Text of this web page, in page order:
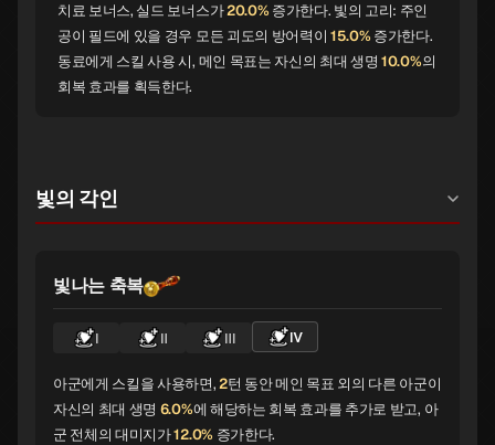
치료 보너스, 실드 보너스가20.0% 증가한다. 빛의 고리: 주인
공이 필드에 있을 경우 모든 괴도의 방어력이 15.0% 증가한다.
동료에게 스킬 사용 시, 메인 목표는 자신의 최대 생명10.0%의
회복 효과를 획득한다.
빛의 각인
빛나는 축복
Ⅰ Ⅱ Ⅲ Ⅳ
아군에게 스킬을 사용하면,2턴 동안 메인 목표 외의 다른 아군이
자신의 최대 생명 6.0%에 해당하는 회복 효과를 추가로 받고, 아
군 전체의 대미지가12.0% 증가한다.